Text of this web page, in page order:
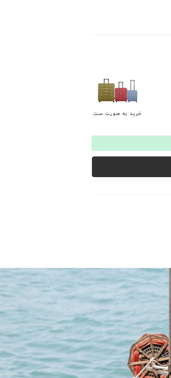
خرید به صورت ست